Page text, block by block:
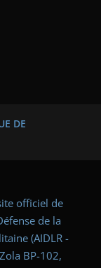
DE
officiel de
de la
(AIDLR -
BP-102,